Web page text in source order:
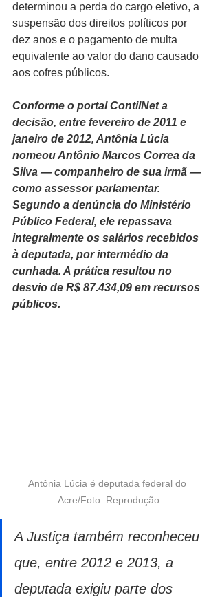
determinou a perda do cargo eletivo, a
suspensão dos direitos políticos por
dez anos e o pagamento de multa
equivalente ao valor do dano causado
aos cofres públicos.
Conforme o portal ContilNet a
decisão, entre fevereiro de 2011 e
janeiro de 2012, Antônia Lúcia
nomeou Antônio Marcos Correa da
Silva — companheiro de sua irmã —
como assessor parlamentar.
Segundo a denúncia do Ministério
Público Federal, ele repassava
integralmente os salários recebidos
à deputada, por intermédio da
cunhada. A prática resultou no
desvio de R$ 87.434,09 em recursos
públicos.
Antônia Lúcia é deputada federal do
Acre/Foto: Reprodução
A Justiça também reconheceu
que, entre 2012 e 2013, a
deputada exigiu parte dos